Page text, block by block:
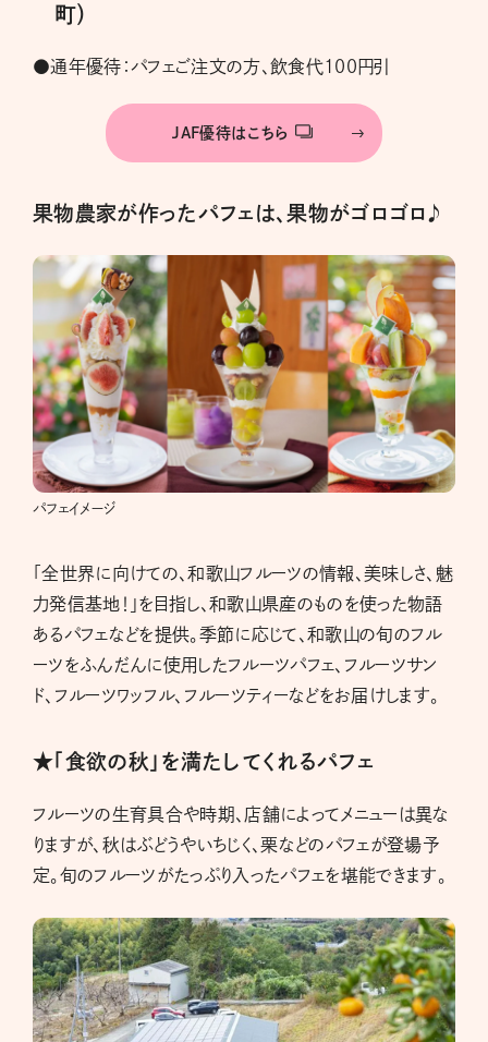
町）
●通年優待：パフェご注文の方、飲食代100円引
JAF優待はこちら
果物農家が作ったパフェは、果物がゴロゴロ♪
パフェイメージ
「全世界に向けての、和歌山フルーツの情報、美味しさ、魅
力発信基地！」を目指し、和歌山県産のものを使った物語
あるパフェなどを提供。季節に応じて、和歌山の旬のフル
ーツをふんだんに使用したフルーツパフェ、フルーツサン
ド、フルーツワッフル、フルーツティーなどをお届けします。
★「食欲の秋」を満たしてくれるパフェ
フルーツの生育具合や時期、店舗によってメニューは異な
りますが、秋はぶどうやいちじく、栗などのパフェが登場予
定。旬のフルーツがたっぷり入ったパフェを堪能できます。